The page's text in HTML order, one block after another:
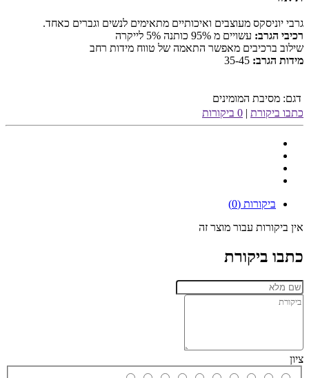
גרבי יוניסקס מעוצבים ואיכותיים מתאימים לנשים וגברים כאחד.
רכיבי הגרב: עשויים מ 95% כותנה 5% לייקרה
שילוב ברכיבים מאפשר התאמה של טווח מידות רחב
מידות הגרב: 35-45
דגם: מסיבת המומינים
כתבו ביקורת | 0 ביקורות
ביקורות (0)
אין ביקורות עבור מוצר זה
כתבו ביקורת
ציון